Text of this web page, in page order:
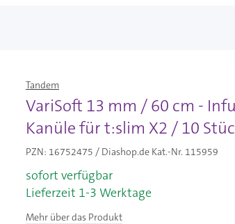
Tandem
VariSoft 13 mm / 60 cm -
Kanüle für t:slim X2 / 10
PZN: 16752475 / Diashop.de Kat.-Nr. 115959
sofort verfügbar
Lieferzeit 1-3 Werktage
Mehr über das Produkt